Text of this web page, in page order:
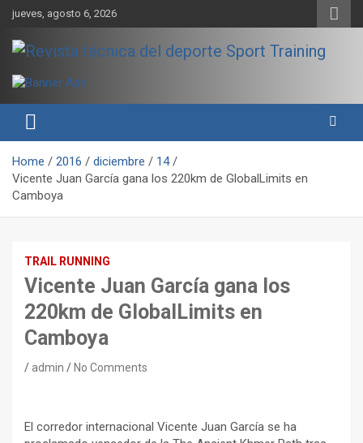
Skip
content
jueves, agosto 6, 2026
Revista técnica del deporte
Sport Training
rendimiento, nutrición y entrenamiento.
Home 2016 diciembre
14
Vicente Juan García gana los 220km de GlobalLimits en
Camboya
TRAIL RUNNING
Vicente Juan García gana los
220km de GlobalLimits en
Camboya
admin No Comments
El corredor internacional Vicente Juan García se ha